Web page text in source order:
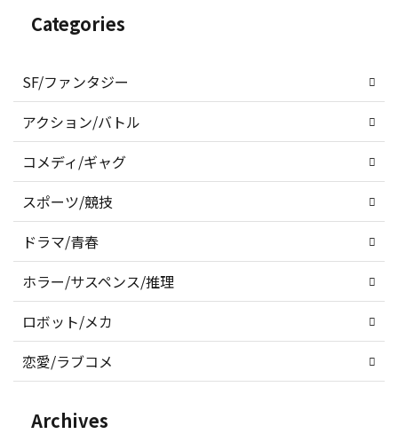
Categories
SF/ファンタジー
アクション/バトル
コメディ/ギャグ
スポーツ/競技
ドラマ/青春
ホラー/サスペンス/推理
ロボット/メカ
恋愛/ラブコメ
Archives